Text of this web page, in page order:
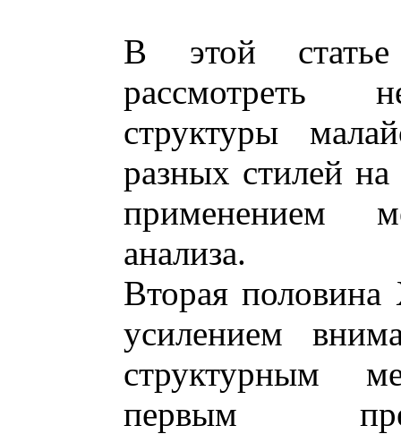
В этой статье
рассмотреть
структуры
разных стилей на
применением
анализа.
Вторая
усилением
структурным
первым